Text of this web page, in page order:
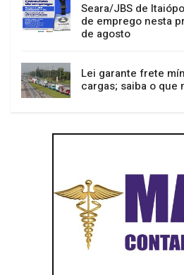
Seara/JBS de
de emprego nesta
de agosto
Lei garante frete
cargas; saiba o que